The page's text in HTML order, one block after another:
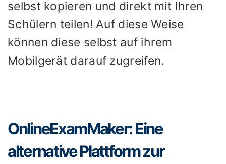
selbst kopieren und direkt mit Ihren
Schülern teilen! Auf diese Weise
können diese selbst auf ihrem
Mobilgerät darauf zugreifen.
OnlineExamMaker: Eine
alternative Plattform zur